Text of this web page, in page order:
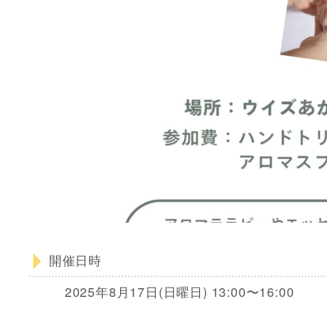
開催日時
2025年8月17日(日曜日) 13:00〜16:00